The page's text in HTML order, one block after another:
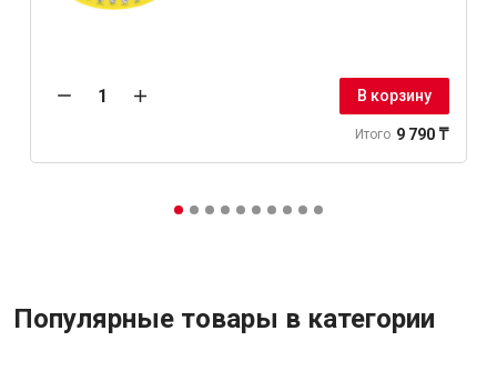
В корзину
Итого 9 790 ₸
Популярные товары в категории